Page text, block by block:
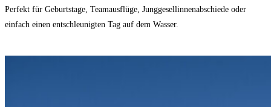
Perfekt für Geburtstage, Teamausflüge, Junggesellinnenabschiede oder
einfach einen entschleunigten Tag auf dem Wasser.